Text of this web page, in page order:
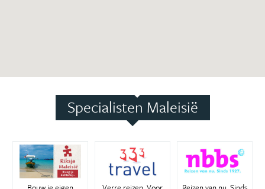
Specialisten Maleisië